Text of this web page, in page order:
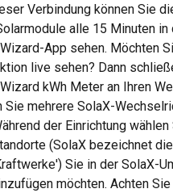
Verbindung können Sie
alle 15 Minuten in
App sehen. Möchten
live sehen? Dann
kWh Meter an Ihren
Sie mehrere SolaX-
der Einrichtung
(SolaX bezeichnet
Sie in der SolaX-
möchten. Achten